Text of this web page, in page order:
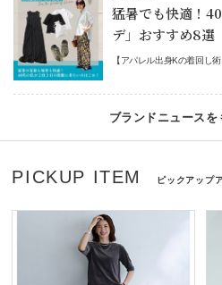
猛暑でも快適！
デ」おすすめ8選
【アパレル出身Kの着回し
PICKUP ITEM ピックアップ